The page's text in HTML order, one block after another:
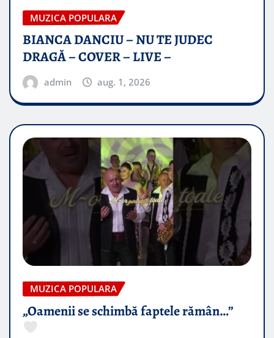
MUZICA POPULARA
BIANCA DANCIU – NU TE JUDEC
DRAGĂ – COVER – LIVE –
admin aug. 1, 2026
MUZICA POPULARA
„Oamenii se schimbă faptele rămân…”